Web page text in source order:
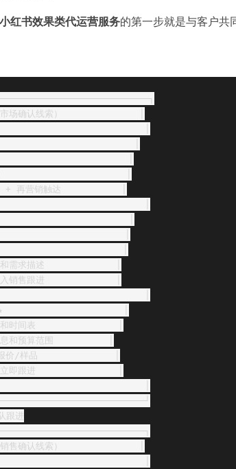
小红书效果类代运营服务的第一步就是与客户共
场确认线索）              │
│
内容                        │
方式                       │
光 + 再营销触达           │
★                         │
问                          │
单                        │
息和需求描述             │
转入销售跟进             │
★★★                      │
向和时间表               │
息和预算范围          │
/报价/样品              │
级立即跟进               │
进
售确认线索）              │